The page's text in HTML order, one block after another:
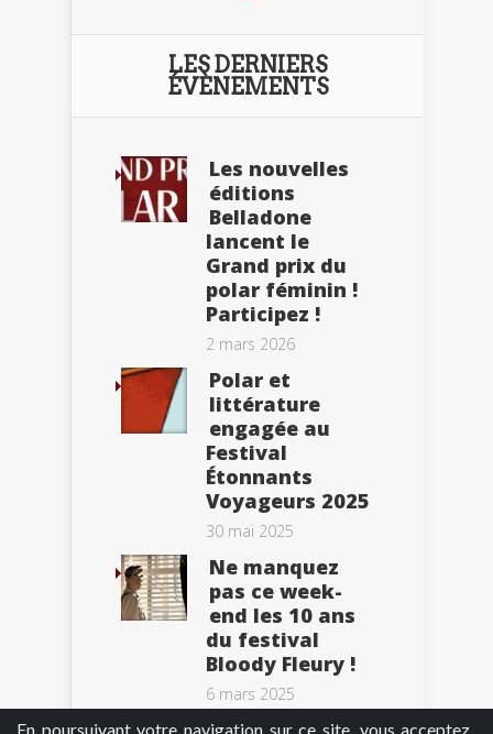
En poursuivant votre navigation sur ce site, vous acceptez
LES DERNIERS
ÉVÈNEMENTS
Les nouvelles
éditions
Belladone
lancent le
Grand prix du
polar féminin !
Participez !
2 mars 2026
Polar et
littérature
engagée au
Festival
Étonnants
Voyageurs 2025
30 mai 2025
Ne manquez
pas ce week-
end les 10 ans
du festival
Bloody Fleury !
6 mars 2025